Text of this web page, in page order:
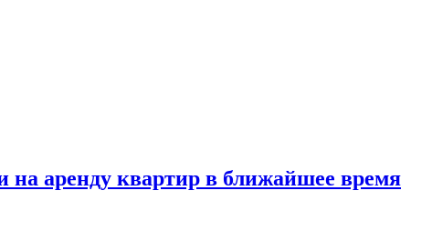
на аренду квартир в ближайшее время